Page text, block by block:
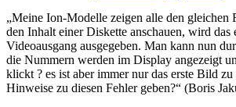
„Meine Ion-Modelle zeigen alle den gleichen
den Inhalt einer Diskette anschauen, wird das
Videoausgang ausgegeben. Man kann nun
die Nummern werden im Display angezeigt
klickt ? es ist aber immer nur das erste Bild
Hinweise zu diesen Fehler geben?“ (Boris